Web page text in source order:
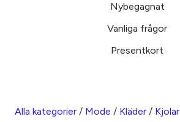
Nybegagnat
Vanliga frågor
Presentkort
Alla kategorier / Mode / Kläder / Kjolar